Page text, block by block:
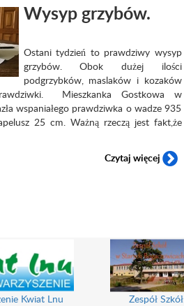
Wysyp grzybów.
Ostani tydzień to prawdziwy wysyp
grzybów. Obok dużej ilości
podgrzybków, maslaków i kozaków
Mieszkanka Gostkowa w
wspaniałego prawdziwka o wadze 935
25 cm. Ważną rzeczą jest fakt,że
Czytaj więcej
Kwiat Lnu Zespół Szkół